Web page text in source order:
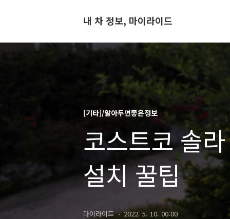
내 차 정보, 마이라이드
[기타]/알아두면좋은정보
코스트코 솔
설치 꿀팁
마이라이드 2022. 5. 10. 00:00